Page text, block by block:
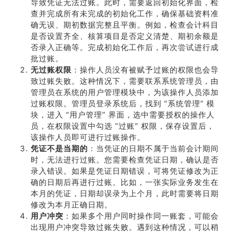
导致凭证无法过账。此时，需要返回初始化界面，检
查并完成所有未完成的初始化工作，确保基础资料准
确无误、期初数据完整且平衡。例如，检查会计科目
是否设置齐全、核算项目是否定义清楚、期初余额是
否录入正确等。完成初始化工作后，再次尝试进行成
批过账。
无过账权限 ：操作人员没有被赋予过账的权限也会导
致过账失败。这种情况下，需要联系系统管理员，由
管理员在系统的用户管理模块中，为该操作人员添加
过账权限。管理员登录系统后，找到 “系统管理” 模
块，进入 “用户管理” 界面，选中需要授权的操作人
员，在权限设置中勾选 “过账” 权限，保存设置后，
该操作人员即可进行过账操作。
凭证不是当期的 ：当凭证的日期不属于当前会计期间
时，无法进行过账。您需要检查凭证日期，确认是否
录入错误。如果是凭证日期错误，可将凭证修改为正
确的日期后再进行过账。比如，一张实际业务发生在
本月的凭证，日期却误录为上个月，此时需要将日期
修改为本月正确日期。
用户冲突 ：如果多个用户同时操作同一账套，可能会
出现用户冲突导致过账失败。遇到这种情况，可以稍